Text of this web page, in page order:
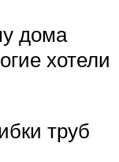
дома
хотели
труб